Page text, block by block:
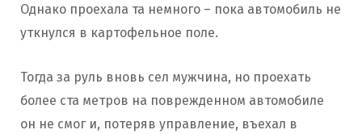
Однако проехала та немного – пока автомобиль не
уткнулся в картофельное поле.
Тогда за руль вновь сел мужчина, но проехать
более ста метров на поврежденном автомобиле
он не смог и, потеряв управление, въехал в